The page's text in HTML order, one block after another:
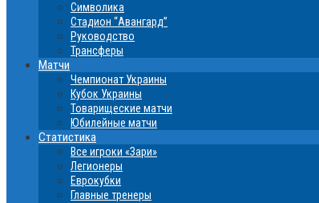
Символика
Стадион “Авангард”
Руководство
Трансферы
Матчи
Чемпионат Украины
Кубок Украины
Товарищеские матчи
Юбилейные матчи
Статистика
Все игроки «Зари»
Легионеры
Еврокубки
Главные тренеры